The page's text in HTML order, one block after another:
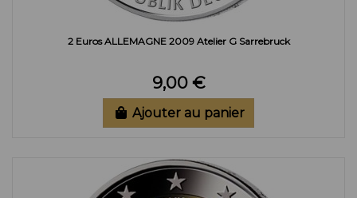
2 Euros ALLEMAGNE 2009 Atelier G Sarrebruck
9,00 €
Ajouter au panier